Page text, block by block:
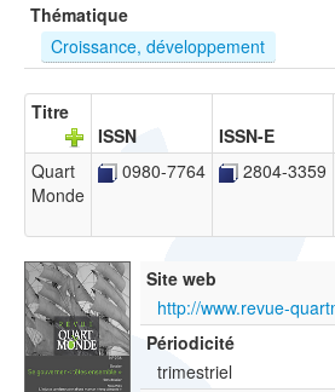
Recherche
avancée
EN
ES
?
Thématique
Croissance, développement
Titre
ISSN
ISSN-E
Quart
Monde
0980-7764 2804-3359
Site web
http://www.revue-
Périodicité
trimestriel